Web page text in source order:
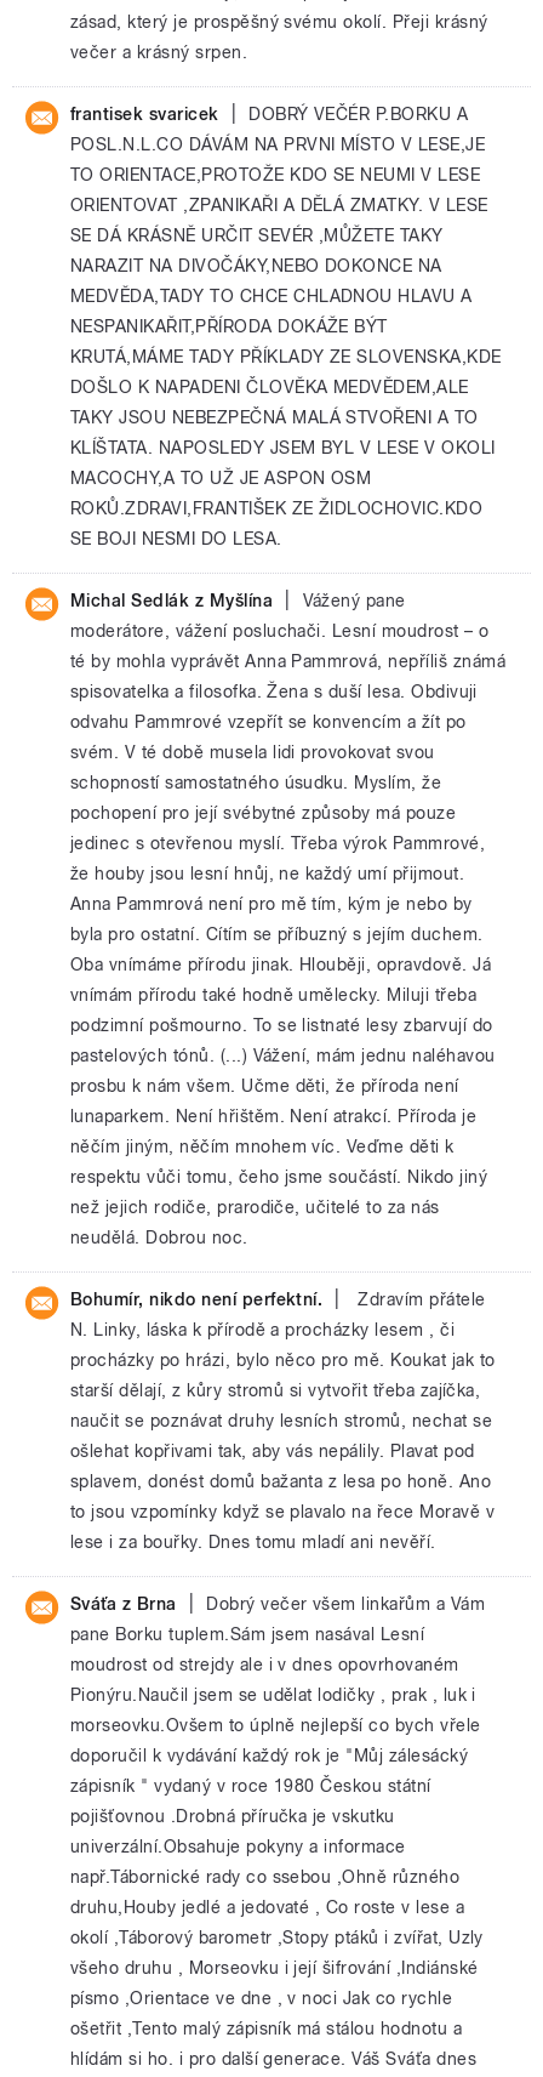
zásad, který je prospěšný svému okolí. Přeji krásný
večer a krásný srpen.
frantisek svaricek
DOBRÝ VEČÉR P.BORKU A
POSL.N.L.CO DÁVÁM NA PRVNI MÍSTO V LESE,JE
TO ORIENTACE,PROTOŽE KDO SE NEUMI V LESE
ORIENTOVAT ,ZPANIKAŘI A DĚLÁ ZMATKY. V LESE
SE DÁ KRÁSNĚ URČIT SEVÉR ,MŮŽETE TAKY
NARAZIT NA DIVOČÁKY,NEBO DOKONCE NA
MEDVĚDA,TADY TO CHCE CHLADNOU HLAVU A
NESPANIKAŘIT,PŘÍRODA DOKÁŽE BÝT
KRUTÁ,MÁME TADY PŘÍKLADY ZE SLOVENSKA,KDE
DOŠLO K NAPADENI ČLOVĚKA MEDVĚDEM,ALE
TAKY JSOU NEBEZPEČNÁ MALÁ STVOŘENI A TO
KLÍŠTATA. NAPOSLEDY JSEM BYL V LESE V OKOLI
MACOCHY,A TO UŽ JE ASPON OSM
ROKŮ.ZDRAVI,FRANTIŠEK ZE ŽIDLOCHOVIC.KDO
SE BOJI NESMI DO LESA.
Michal Sedlák z Myšlína
Vážený pane
moderátore, vážení posluchači. Lesní moudrost – o
té by mohla vyprávět Anna Pammrová, nepříliš známá
spisovatelka a filosofka. Žena s duší lesa. Obdivuji
odvahu Pammrové vzepřít se konvencím a žít po
svém. V té době musela lidi provokovat svou
schopností samostatného úsudku. Myslím, že
pochopení pro její svébytné způsoby má pouze
jedinec s otevřenou myslí. Třeba výrok Pammrové,
že houby jsou lesní hnůj, ne každý umí přijmout.
Anna Pammrová není pro mě tím, kým je nebo by
byla pro ostatní. Cítím se příbuzný s jejím duchem.
Oba vnímáme přírodu jinak. Hlouběji, opravdově. Já
vnímám přírodu také hodně umělecky. Miluji třeba
podzimní pošmourno. To se listnaté lesy zbarvují do
pastelových tónů. (...) Vážení, mám jednu naléhavou
prosbu k nám všem. Učme děti, že příroda není
lunaparkem. Není hřištěm. Není atrakcí. Příroda je
něčím jiným, něčím mnohem víc. Veďme děti k
respektu vůči tomu, čeho jsme součástí. Nikdo jiný
než jejich rodiče, prarodiče, učitelé to za nás
neudělá. Dobrou noc.
Bohumír, nikdo není perfektní.
Zdravím přátele
N. Linky, láska k přírodě a procházky lesem , či
procházky po hrázi, bylo něco pro mě. Koukat jak to
starší dělají, z kůry stromů si vytvořit třeba zajíčka,
naučit se poznávat druhy lesních stromů, nechat se
ošlehat kopřivami tak, aby vás nepálily. Plavat pod
splavem, donést domů bažanta z lesa po honě. Ano
to jsou vzpomínky když se plavalo na řece Moravě v
lese i za bouřky. Dnes tomu mladí ani nevěří.
Sváťa z Brna
Dobrý večer všem linkařům a Vám
pane Borku tuplem.Sám jsem nasával Lesní
moudrost od strejdy ale i v dnes opovrhovaném
Pionýru.Naučil jsem se udělat lodičky , prak , luk i
morseovku.Ovšem to úplně nejlepší co bych vřele
doporučil k vydávání každý rok je "Můj zálesácký
zápisník " vydaný v roce 1980 Českou státní
pojišťovnou .Drobná příručka je vskutku
univerzální.Obsahuje pokyny a informace
např.Tábornické rady co ssebou ,Ohně různého
druhu,Houby jedlé a jedovaté , Co roste v lese a
okolí ,Táborový barometr ,Stopy ptáků i zvířat, Uzly
všeho druhu , Morseovku i její šifrování ,Indiánské
písmo ,Orientace ve dne , v noci Jak co rychle
ošetřit ,Tento malý zápisník má stálou hodnotu a
hlídám si ho. i pro další generace. Váš Sváťa dnes